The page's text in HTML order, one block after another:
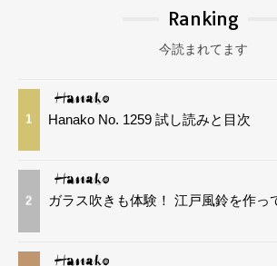
Ranking
今読まれてます
1 Hanako No. 1259 試し読みと目次
2 ガラス吹きも体験！ 江戸風鈴を作っ